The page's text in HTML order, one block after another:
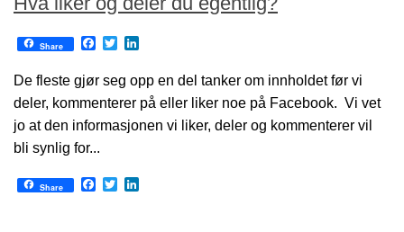
Share Facebook
Twitter
De fleste gjør seg opp en del tanker om innholdet før vi
deler, kommenterer på eller liker noe på Facebook. Vi vet
jo at den informasjonen vi liker, deler og kommenterer vil
bli synlig for...
Share Facebook
Twitter